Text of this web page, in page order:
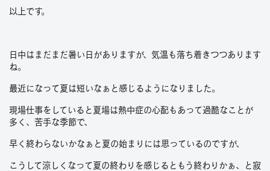
以上です。
日中はまだまだ暑い日がありますが、気温も落ち着きつつあります
ね。
最近になって夏は短いなぁと感じるようになりました。
現場仕事をしていると夏場は熱中症の心配もあって過酷なことが
多く、苦手な季節で、
早く終わらないかなぁと夏の始まりには思っているのですが、
こうして涼しくなって夏の終わりを感じるともう終わりかぁ、と寂